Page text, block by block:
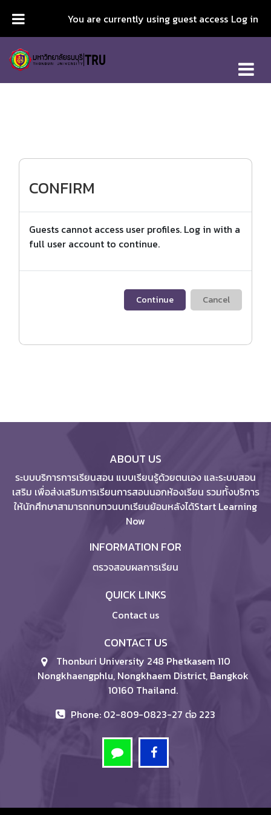
You are currently using guest access Log in
CONFIRM
Guests cannot access user profiles. Log in with a
full user account to continue.
Continue Cancel
ABOUT US
ระบบบริการการเรียนสอน แบบเรียนรู้ด้วยตนเอง และระบบสอน
เสริม เพื่อส่งเสริมการเรียนการสอนนอกห้องเรียน รวมทั้งบริการ
ให้นักศึกษาสามารถทบทวนบทเรียนย้อนหลังได้Start Learning
Now
INFORMATION FOR
ตรวจสอบผลการเรียน
QUICK LINKS
Contact us
CONTACT US
Thonburi University 248 Phetkasem 110
Nongkhaengphlu, Nongkhaem District, Bangkok
10160 Thailand.
Phone: 02-809-0823-27 ต่อ 223